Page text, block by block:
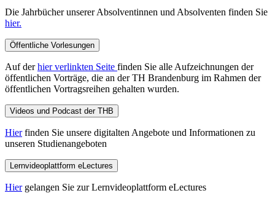
Die Jahrbücher unserer Absolventinnen und Absolventen finden Sie
hier.
Öffentliche Vorlesungen
Auf derhier verlinkten Seite finden Sie alle Aufzeichnungen der
öffentlichen Vorträge, die an der TH Brandenburg im Rahmen der
öffentlichen Vortragsreihen gehalten wurden.
Videos und Podcast der THB
Hierfinden Sie unsere digitalten Angebote und Informationen zu
unseren Studienangeboten
Lernvideoplattform eLectures
Hiergelangen Sie zur Lernvideoplattform eLectures